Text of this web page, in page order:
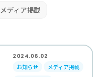
メディア掲載
2024.06.02
お知らせ
メディア掲載